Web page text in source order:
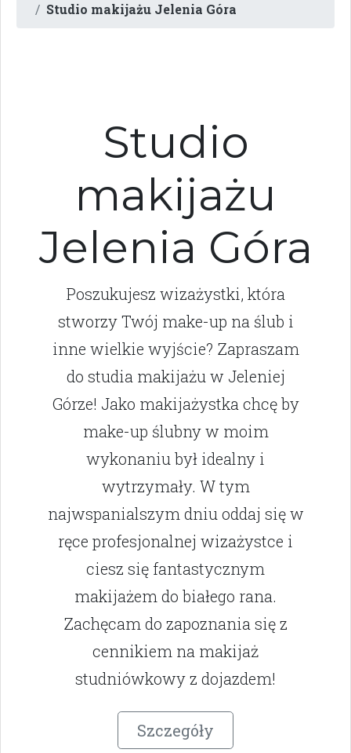
Studio makijażu Jelenia Góra
Studio
makijażu
Jelenia Góra
Poszukujesz wizażystki, która
stworzy Twój make-up na ślub i
inne wielkie wyjście? Zapraszam
do studia makijażu w Jeleniej
Górze! Jako makijażystka chcę by
make-up ślubny w moim
wykonaniu był idealny i
wytrzymały. W tym
najwspanialszym dniu oddaj się w
ręce profesjonalnej wizażystce i
ciesz się fantastycznym
makijażem do białego rana.
Zachęcam do zapoznania się z
cennikiem na makijaż
studniówkowy z dojazdem!
Szczegóły